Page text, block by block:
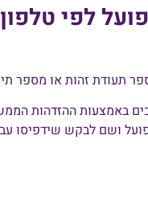
לפי טלפון
תעודת זהות או מספר
באמצעות ההזדהות
ושם לבקש שידפיסו